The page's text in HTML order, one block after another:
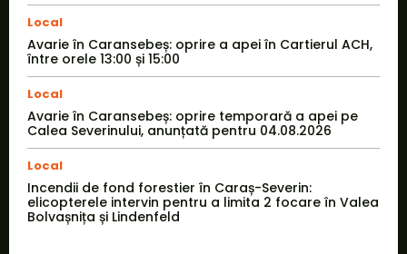
Local
Avarie în Caransebeș: oprire a apei în Cartierul ACH,
între orele 13:00 și 15:00
Local
Avarie în Caransebeș: oprire temporară a apei pe
Calea Severinului, anunțată pentru 04.08.2026
Local
Incendii de fond forestier în Caraș-Severin:
elicopterele intervin pentru a limita 2 focare în Valea
Bolvașnița și Lindenfeld